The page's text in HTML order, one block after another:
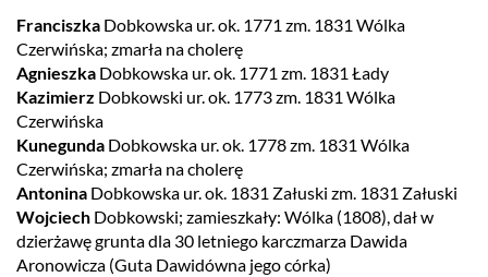
Franciszka Dobkowska ur. ok. 1771 zm. 1831 Wólka
Czerwińska; zmarła na cholerę
Agnieszka Dobkowska ur. ok. 1771 zm. 1831 Łady
Kazimierz Dobkowski ur. ok. 1773 zm. 1831 Wólka
Czerwińska
Kunegunda Dobkowska ur. ok. 1778 zm. 1831 Wólka
Czerwińska; zmarła na cholerę
Antonina Dobkowska ur. ok. 1831 Załuski zm. 1831 Załuski
Wojciech Dobkowski; zamieszkały: Wólka (1808), dał w
dzierżawę grunta dla 30 letniego karczmarza Dawida
Aronowicza (Guta Dawidówna jego córka)